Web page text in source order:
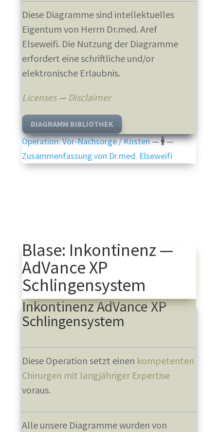
Diese Diagramme sind intellektuelles
Eigentum von Herrn Dr.med. Aref
Elseweifi. Die Nutzung der Diagramme
erfordert eine schriftliche und/or
elektronische Erlaubnis.
Licenses— Disclaimer
DIAGRAMM BIBLIOTHEK
Operation: Vor-Nachsorge / Kosten— —
Zusammenfassung von Dr.med. Elseweifi
Blase: Inkontinenz —
AdVance XP
Schlingensystem
Inkontinenz AdVance XP
Schlingensystem
Diese Operation setzt einen kompetenten
Chirurgen mit langjähriger Expertise
voraus.
Alle unsere Diagramme wurden von